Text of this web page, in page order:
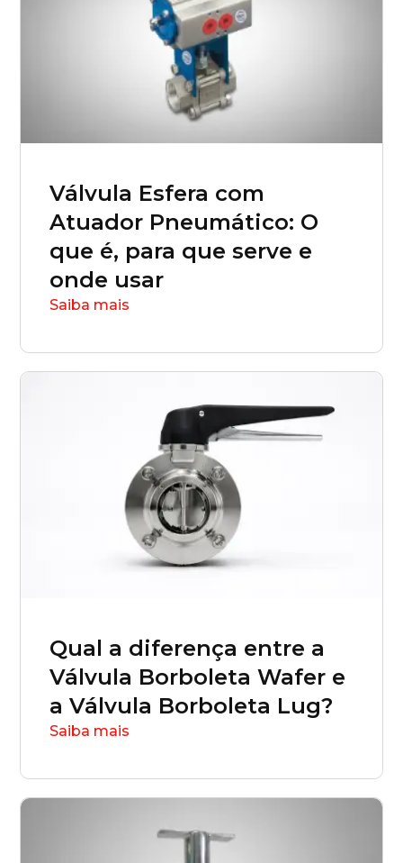
Brasilia (DF)
Válvula Esfera com
Atuador Pneumático: O
que é, para que serve e
onde usar
Saiba mais
Qual a diferença entre a
Válvula Borboleta Wafer e
a Válvula Borboleta Lug?
Saiba mais